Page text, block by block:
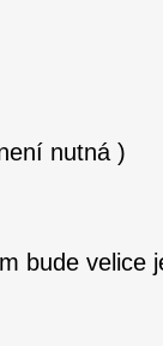
nutná )
bude velice